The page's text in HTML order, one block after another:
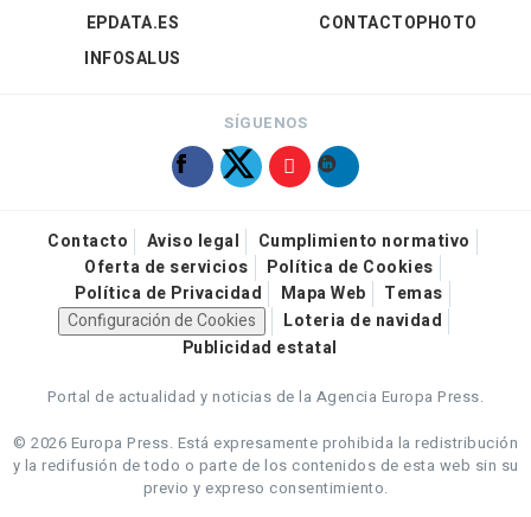
EPDATA.ES
INFOSALUS
CONTACTOPHOTO
SÍGUENOS
Contacto Aviso legal
Cumplimiento normativo
Oferta de servicios
Política de Cookies
Política de Privacidad
Mapa Web
Temas
Configuración de Cookies
Loteria de navidad
Publicidad estatal
Portal de actualidad y noticias de la Agencia Europa Press.
© 2026 Europa Press. Está expresamente prohibida la redistribución
y la redifusión de todo o parte de los contenidos de esta web sin su
previo y expreso consentimiento.